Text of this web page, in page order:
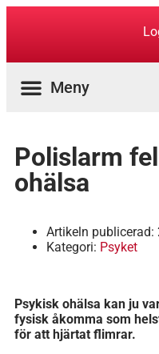
Polislarm
ohälsa
Artikeln publicerad:
Kategori: Psyket
Psykisk ohälsa kan ju
fysisk åkomma som
för att hjärtat flimrar.